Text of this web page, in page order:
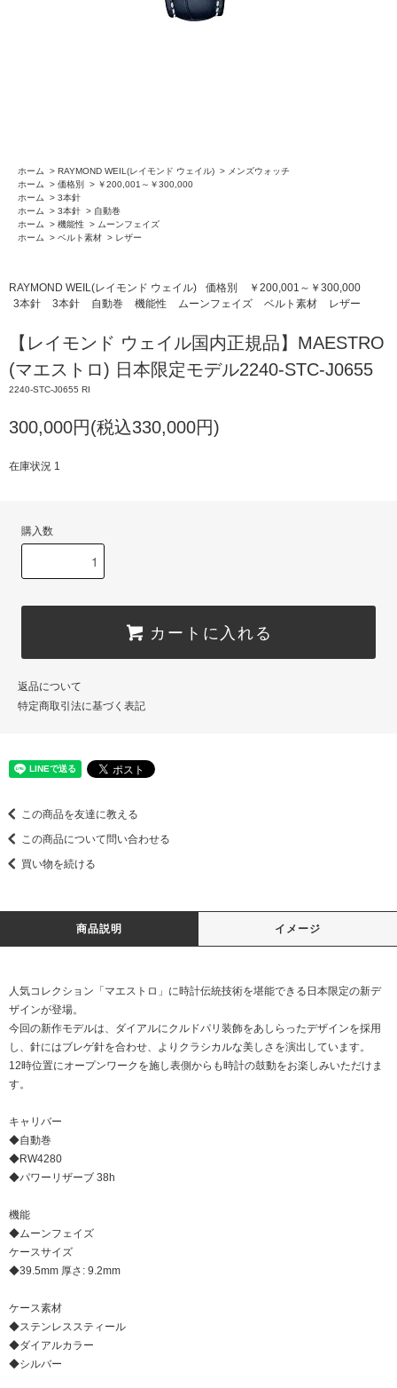
ホーム > RAYMOND WEIL(レイモンド ウェイル) > メンズウォッチ
ホーム
> 価格別 > ￥200,001～￥300,000
ホーム
> 3本針
ホーム
> 3本針 > 自動巻
ホーム
> 機能性 > ムーンフェイズ
ホーム
> ベルト素材 > レザー
RAYMOND WEIL(レイモンド ウェイル) 価格別
￥200,001～￥300,000
3本針
3本針 自動巻 機能性 ムーンフェイズ ベルト素材 レザー
【レイモンド ウェイル国内正規品】MAESTRO
(マエストロ) 日本限定モデル2240-STC-J0655
2240-STC-J0655 RI
300,000円(税込330,000円)
在庫状況 1
購入数
カートに入れる
返品について
特定商取引法に基づく表記
この商品を友達に教える
この商品について問い合わせる
買い物を続ける
商品説明 イメージ
人気コレクション「マエストロ」に時計伝統技術を堪能できる日本限定の新デ
ザインが登場。
今回の新作モデルは、ダイアルにクルドパリ装飾をあしらったデザインを採用
し、針にはブレゲ針を合わせ、よりクラシカルな美しさを演出しています。
12時位置にオープンワークを施し表側からも時計の鼓動をお楽しみいただけま
す。
キャリバー
◆自動巻
◆RW4280
◆パワーリザーブ 38h
機能
◆ムーンフェイズ
ケースサイズ
◆39.5mm 厚さ: 9.2mm
ケース素材
◆ステンレススティール
◆ダイアルカラー
◆シルバー